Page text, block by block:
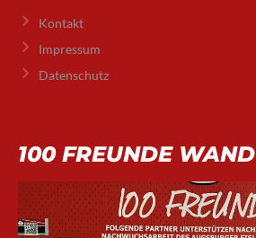
Kontakt
Impressum
Datenschutz
100 FREUNDE WAND